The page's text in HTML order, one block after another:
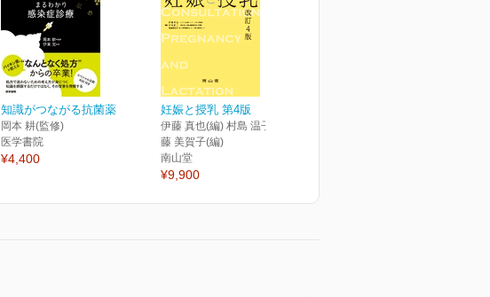
知識がつながる抗菌薬
岡本 耕(監修)
医学書院
¥4,400
妊娠と授乳 第4版
伊藤 真也(編) 村島 温子(編) 後
藤 美賀子(編)
南山堂
¥9,900